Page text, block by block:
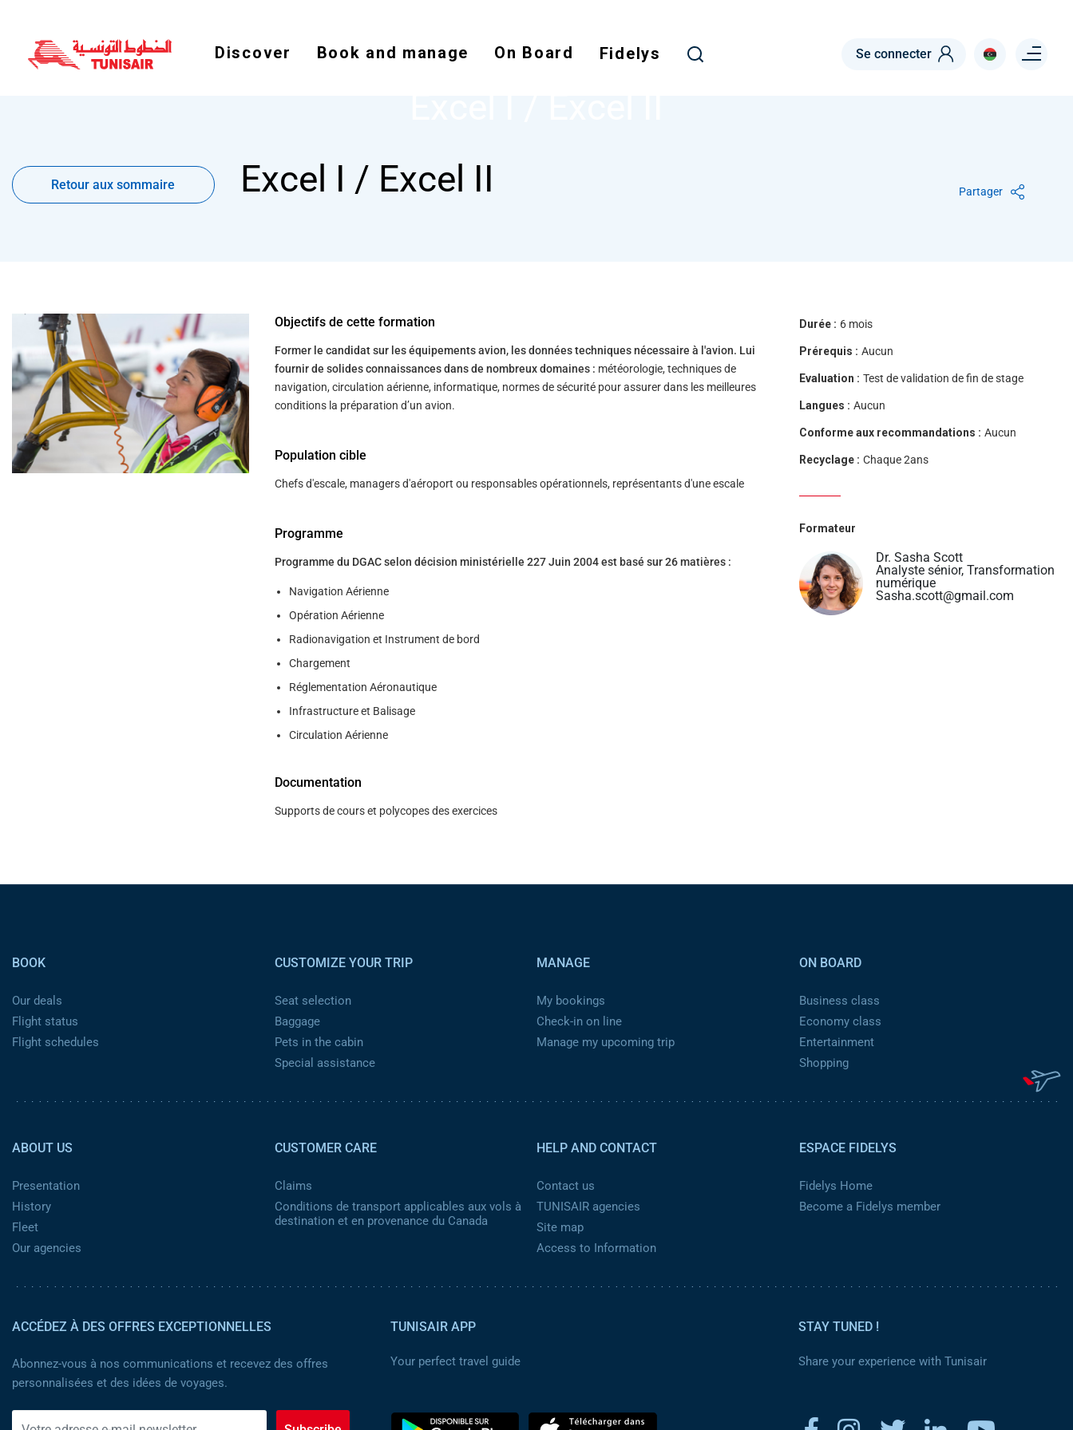
main
Discover Book and manage On Board Fidelys Se connecter Menu right
NODE EXCEL I / EXCEL II
aux
sommaireRetour aux sommaire Excel I / Excel II Partager
Objectifs de cette formation
Former le candidat sur les équipements avion, les données techniques nécessaire à l'avion. Lui
fournir de solides connaissances dans de nombreux domaines : météorologie, techniques de
navigation, circulation aérienne, informatique, normes de sécurité pour assurer dans les meilleures
conditions la préparation d’un avion.
Population cible
Chefs d'escale, managers d'aéroport ou responsables opérationnels, représentants d'une escale
Programme
Programme du DGAC selon décision ministérielle 227 Juin 2004 est basé sur 26 matières :
Navigation Aérienne
Opération Aérienne
Radionavigation et Instrument de bord
Chargement
Réglementation Aéronautique
Infrastructure et Balisage
Circulation Aérienne
Documentation
Supports de cours et polycopes des exercices
Durée : 6 mois
Prérequis : Aucun
Evaluation : Test de validation de fin de stage
Langues : Aucun
Conforme aux recommandations : Aucun
Recyclage : Chaque 2ans
Formateur
Dr. Sasha Scott
Analyste sénior, Transformation
numérique
Sasha.scott@gmail.com
BOOK
Our deals
Flight status
Flight schedules
CUSTOMIZE YOUR TRIP
Seat selection
Baggage
Pets in the cabin
Special assistance
MANAGE
My bookings
Check-in on line
Manage my upcoming trip
ON BOARD
Business class
Economy class
Entertainment
Shopping
ABOUT US
Presentation
History
Fleet
Our agencies
CUSTOMER CARE
Claims
Conditions de transport applicables aux vols à
destination et en provenance du Canada
HELP AND CONTACT
Contact us
TUNISAIR agencies
Site map
Access to Information
ESPACE FIDELYS
Fidelys Home
Become a Fidelys member
ACCÉDEZ À DES OFFRES EXCEPTIONNELLES
Abonnez-vous à nos communications et recevez des offres
personnalisées et des idées de voyages.
TUNISAIR APP
Your perfect travel guide
STAY TUNED !
Share your experience with Tunisair